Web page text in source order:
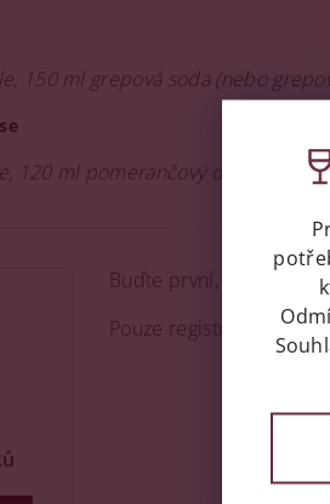
150 ml grepová soda (nebo
120 ml pomerančový džus, 2 cl
Buďte první, kdo
Pouze registrovaní